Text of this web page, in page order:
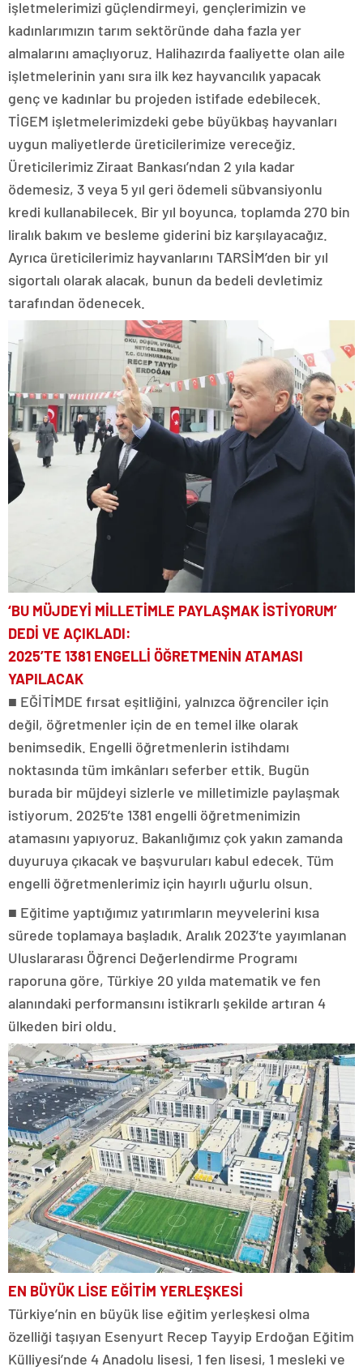
işletmelerimizi güçlendirmeyi, gençlerimizin ve
kadınlarımızın tarım sektöründe daha fazla yer
almalarını amaçlıyoruz. Halihazırda faaliyette olan aile
işletmelerinin yanı sıra ilk kez hayvancılık yapacak
genç ve kadınlar bu projeden istifade edebilecek.
TİGEM işletmelerimizdeki gebe büyükbaş hayvanları
uygun maliyetlerde üreticilerimize vereceğiz.
Üreticilerimiz Ziraat Bankası’ndan 2 yıla kadar
ödemesiz, 3 veya 5 yıl geri ödemeli sübvansiyonlu
kredi kullanabilecek. Bir yıl boyunca, toplamda 270 bin
liralık bakım ve besleme giderini biz karşılayacağız.
Ayrıca üreticilerimiz hayvanlarını TARSİM’den bir yıl
sigortalı olarak alacak, bunun da bedeli devletimiz
tarafından ödenecek.
‘BU MÜJDEYİ MİLLETİMLE PAYLAŞMAK İSTİYORUM’
DEDİ VE AÇIKLADI:
2025’TE 1381 ENGELLİ ÖĞRETMENİN ATAMASI
YAPILACAK
■ EĞİTİMDE fırsat eşitliğini, yalnızca öğrenciler için
değil, öğretmenler için de en temel ilke olarak
benimsedik. Engelli öğretmenlerin istihdamı
noktasında tüm imkânları seferber ettik. Bugün
burada bir müjdeyi sizlerle ve milletimizle paylaşmak
istiyorum. 2025’te 1381 engelli öğretmenimizin
atamasını yapıyoruz. Bakanlığımız çok yakın zamanda
duyuruya çıkacak ve başvuruları kabul edecek. Tüm
engelli öğretmenlerimiz için hayırlı uğurlu olsun.
■ Eğitime yaptığımız yatırımların meyvelerini kısa
sürede toplamaya başladık. Aralık 2023’te yayımlanan
Uluslararası Öğrenci Değerlendirme Programı
raporuna göre, Türkiye 20 yılda matematik ve fen
alanındaki performansını istikrarlı şekilde artıran 4
ülkeden biri oldu.
EN BÜYÜK LİSE EĞİTİM YERLEŞKESİ
Türkiye’nin en büyük lise eğitim yerleşkesi olma
özelliği taşıyan Esenyurt Recep Tayyip Erdoğan Eğitim
Külliyesi’nde 4 Anadolu lisesi, 1 fen lisesi, 1 mesleki ve